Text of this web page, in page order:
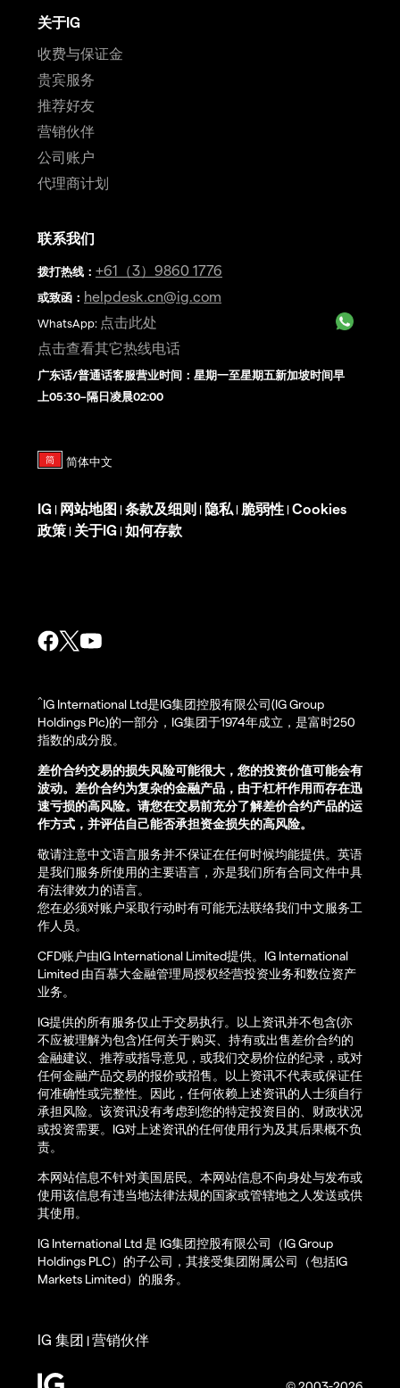
关于IG
收费与保证金
贵宾服务
推荐好友
营销伙伴
公司账户
代理商计划
联系我们
拨打热线 ： +61（3）9860 1776
或致函： helpdesk.cn@ig.com
WhatsApp: 点击此处
点击查看其它热线电话
广东话/普通话客服营业时间：星期一至星期五新加坡时间早
上05:30–隔日凌晨02:00
IG | 网站地图 | 条款及细则 | 隐私 | 脆弱性 | Cookies
政策 | 关于IG | 如何存款
^IG International Ltd是IG集团控股有限公司(IG Group
Holdings Plc)的一部分，IG集团于1974年成立，是富时250
指数的成分股。
差价合约交易的损失风险可能很大，您的投资价值可能会有
波动。差价合约为复杂的金融产品，由于杠杆作用而存在迅
速亏损的高风险。请您在交易前充分了解差价合约产品的运
作方式，并评估自己能否承担资金损失的高风险。
敬请注意中文语言服务并不保证在任何时候均能提供。英语
是我们服务所使用的主要语言，亦是我们所有合同文件中具
有法律效力的语言。
您在必须对账户采取行动时有可能无法联络我们中文服务工
作人员。
CFD账户由IG International Limited提供。IG International
Limited 由百慕大金融管理局授权经营投资业务和数位资产
业务。
IG提供的所有服务仅止于交易执行。以上资讯并不包含(亦
不应被理解为包含)任何关于购买、持有或出售差价合约的
金融建议、推荐或指导意见，或我们交易价位的纪录，或对
任何金融产品交易的报价或招售。以上资讯不代表或保证任
何准确性或完整性。因此，任何依赖上述资讯的人士须自行
承担风险。该资讯没有考虑到您的特定投资目的、财政状况
或投资需要。IG对上述资讯的任何使用行为及其后果概不负
责。
本网站信息不针对美国居民。本网站信息不向身处与发布或
使用该信息有违当地法律法规的国家或管辖地之人发送或供
其使用。
IG International Ltd 是 IG集团控股有限公司（IG Group
Holdings PLC）的子公司，其接受集团附属公司（包括IG
Markets Limited）的服务。
IG 集团 |营销伙伴